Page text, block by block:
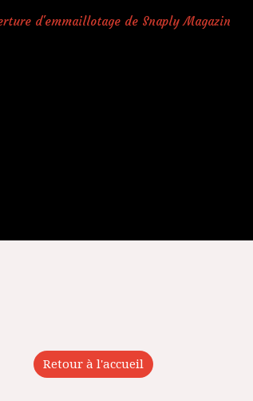
Retour à l'accueil